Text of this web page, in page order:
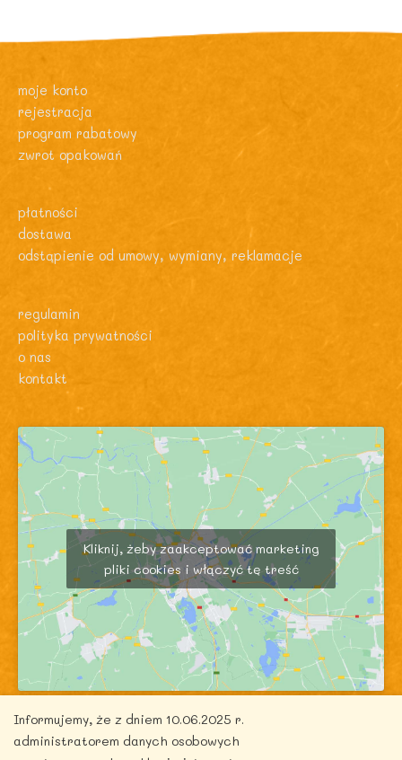
moje konto
rejestracja
program rabatowy
zwrot opakowań
płatności
dostawa
odstąpienie od umowy, wymiany, reklamacje
regulamin
polityka prywatności
o nas
kontakt
Kliknij, żeby zaakceptować marketing
pliki cookies i włączyć tę treść
Informujemy, że z dniem 10.06.2025 r.
administratorem danych osobowych